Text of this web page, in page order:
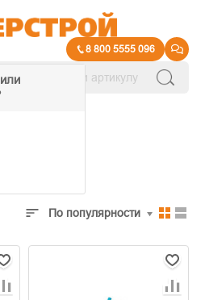
8 800 5555 096
По популярности